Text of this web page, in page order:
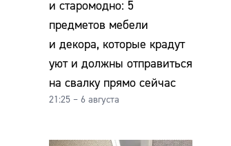
и старомодно: 5
предметов мебели
и декора, которые крадут
уют и должны отправиться
на свалку прямо сейчас
21:25 – 6 августа